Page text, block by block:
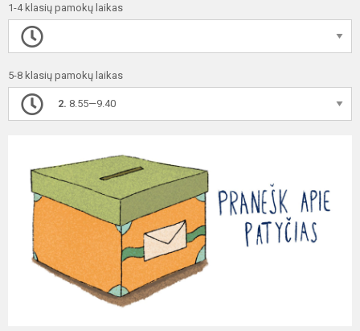
1-4 klasių pamokų laikas
5-8 klasių pamokų laikas
2. 8.55—9.40